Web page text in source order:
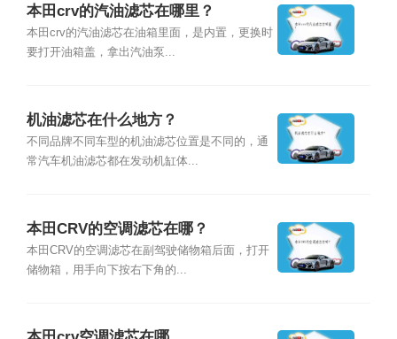
本田crv的汽油滤芯在哪里？
本田crv的汽油滤芯在油箱里面，是内置，更换时
要打开油箱盖，拿出汽油泵...
机油滤芯在什么地方？
不同品牌不同车型的机油滤芯位置是不同的，通
常汽车机油滤芯都在发动机缸体...
本田CRV的空调滤芯在哪？
本田CRV的空调滤芯在副驾驶储物箱后面，打开
储物箱，用手向下按右下角的...